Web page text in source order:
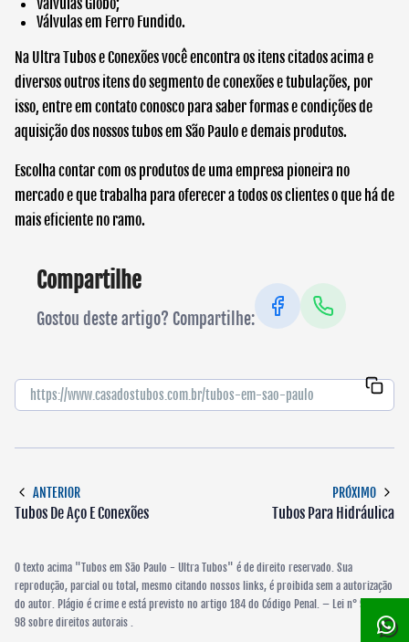
Válvulas em Ferro Fundido.
Na Ultra Tubos e Conexões você encontra os itens citados acima e
diversos outros itens do segmento de conexões e tubulações, por
isso, entre em contato conosco para saber formas e condições de
aquisição dos nossostubos em São Pauloe demais produtos.
Escolha contar com os produtos de uma empresa pioneira no
mercado e que trabalha para oferecer a todos os clientes o que há de
mais eficiente no ramo.
Compartilhe
Gostou deste artigo? Compartilhe:
ANTERIOR
Tubos De Aço E Conexões
PRÓXIMO
Tubos Para Hidráulica
O texto acima "Tubos em São Paulo - Ultra Tubos" é de direito reservado. Sua
reprodução, parcial ou total, mesmo citando nossos links, é proibida sem a autorização
do autor. Plágio é crime e está previsto no artigo 184 do Código Penal. – Lei n° 9.610-
98 sobre direitos autorais